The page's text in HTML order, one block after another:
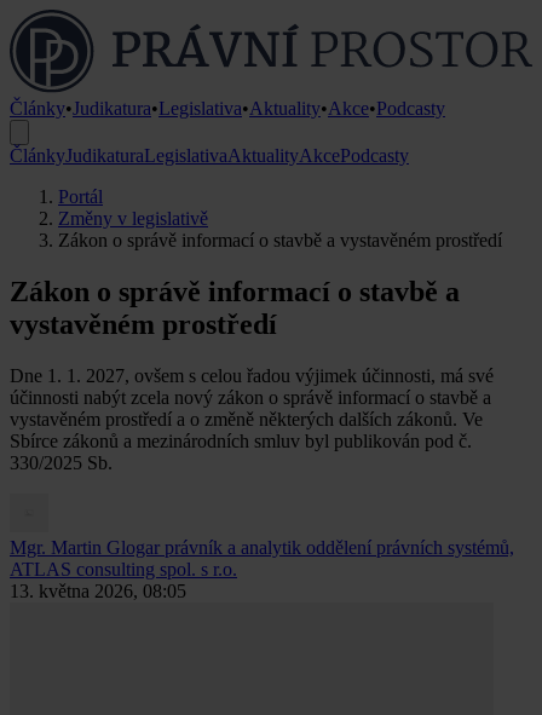
Články•Judikatura•Legislativa•Aktuality•Akce•Podcasty
ČlánkyJudikaturaLegislativaAktualityAkcePodcasty
Portál
Změny v legislativě
Zákon o správě informací o stavbě a vystavěném prostředí
Zákon o správě informací o stavbě a
vystavěném prostředí
Dne 1. 1. 2027, ovšem s celou řadou výjimek účinnosti, má své
účinnosti nabýt zcela nový zákon o správě informací o stavbě a
vystavěném prostředí a o změně některých dalších zákonů. Ve
Sbírce zákonů a mezinárodních smluv byl publikován pod č.
330/2025 Sb.
Mgr. Martin Glogar právník a analytik oddělení právních systémů,
ATLAS consulting spol. s r.o.
13. května 2026, 08:05